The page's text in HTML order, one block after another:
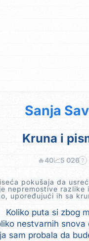
Sanja
Kruna i
🔥40📈5 026 ?
pokušaja da
nepremostive
upoređujući ih sa
Koliko puta si zbog
nestvarnih snova
sam probala da